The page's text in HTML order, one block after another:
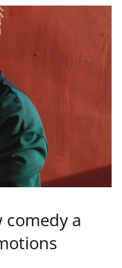
comedy a